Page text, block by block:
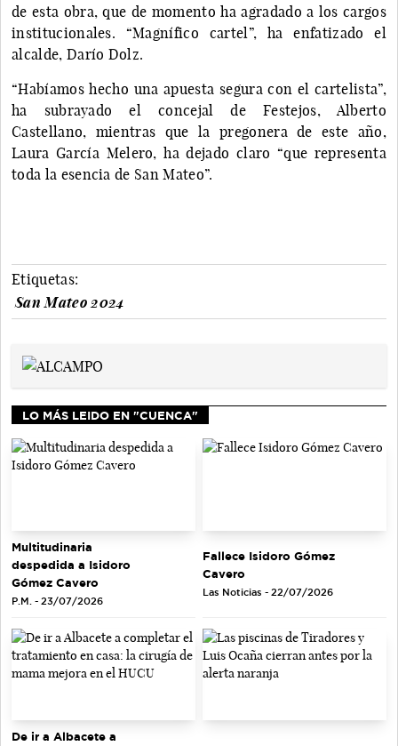
de esta obra, que de momento ha agradado a los cargos
institucionales. “Magnífico cartel”, ha enfatizado el
alcalde, Darío Dolz.
“Habíamos hecho una apuesta segura con el cartelista”,
ha subrayado el concejal de Festejos, Alberto
Castellano, mientras que la pregonera de este año,
Laura García Melero, ha dejado claro “que representa
toda la esencia de San Mateo”.
Etiquetas:
San Mateo 2024
LO MÁS LEIDO EN "CUENCA"
Multitudinaria
despedida a Isidoro
Gómez Cavero
P.M. - 23/07/2026
Fallece Isidoro Gómez
Cavero
Las Noticias - 22/07/2026
De ir a Albacete a